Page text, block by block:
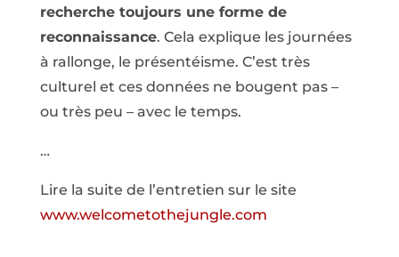
recherche toujours une forme de
reconnaissance. Cela explique les journées
à rallonge, le présentéisme. C’est très
culturel et ces données ne bougent pas –
ou très peu – avec le temps.
…
Lire la suite de l’entretien sur le site
www.welcometothejungle.com